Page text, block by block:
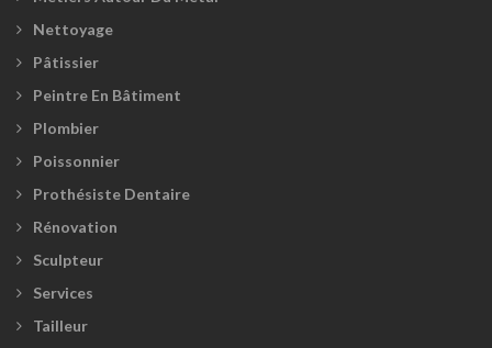
Nettoyage
Pâtissier
Peintre En Bâtiment
Plombier
Poissonnier
Prothésiste Dentaire
Rénovation
Sculpteur
Services
Tailleur